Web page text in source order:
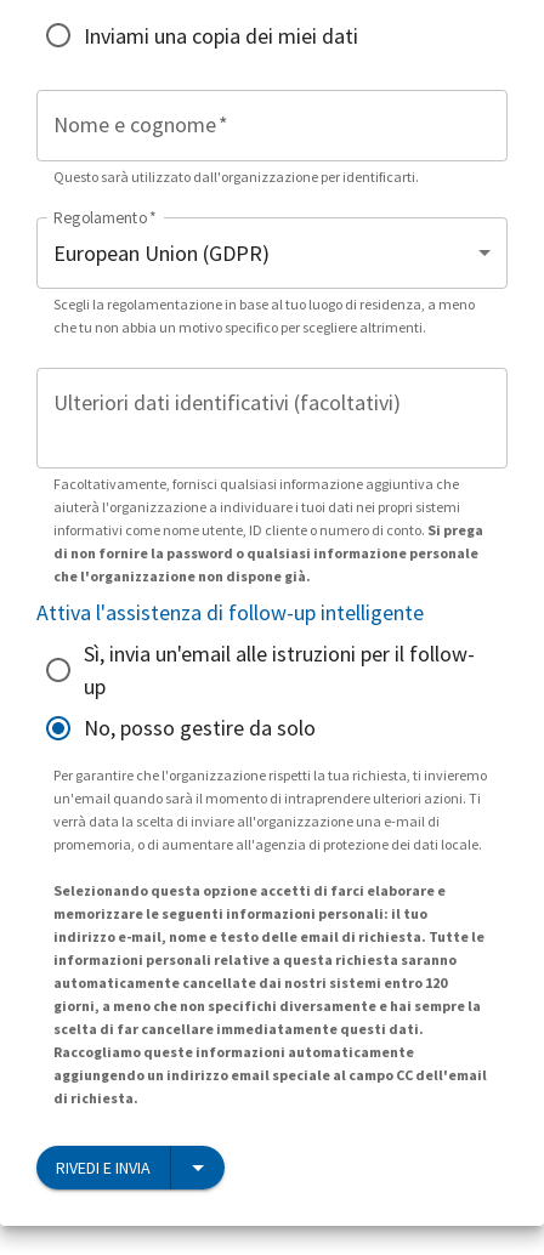
Inviami una copia dei miei dati
Nome e cognome*
Questo sarà utilizzato dall'organizzazione per identificarti.
Regolamento*
Scegli la regolamentazione in base al tuo luogo di residenza, a meno
che tu non abbia un motivo specifico per scegliere altrimenti.
Ulteriori dati identificativi (facoltativi)
Facoltativamente, fornisci qualsiasi informazione aggiuntiva che
aiuterà l'organizzazione a individuare i tuoi dati nei propri sistemi
informativi come nome utente, ID cliente o numero di conto. Si prega
di non fornire la password o qualsiasi informazione personale
che l'organizzazione non dispone già.
Attiva l'assistenza di follow-up intelligente
Sì, invia un'email alle istruzioni per il follow-
up
No, posso gestire da solo
Per garantire che l'organizzazione rispetti la tua richiesta, ti invieremo
un'email quando sarà il momento di intraprendere ulteriori azioni. Ti
verrà data la scelta di inviare all'organizzazione una e-mail di
promemoria, o di aumentare all'agenzia di protezione dei dati locale.
Selezionando questa opzione accetti di farci elaborare e
memorizzare le seguenti informazioni personali: il tuo
indirizzo e-mail, nome e testo delle email di richiesta. Tutte le
informazioni personali relative a questa richiesta saranno
automaticamente cancellate dai nostri sistemi entro 120
giorni, a meno che non specifichi diversamente e hai sempre la
scelta di far cancellare immediatamente questi dati.
Raccogliamo queste informazioni automaticamente
aggiungendo un indirizzo email speciale al campo CC dell'email
di richiesta.
RIVEDI E INVIA